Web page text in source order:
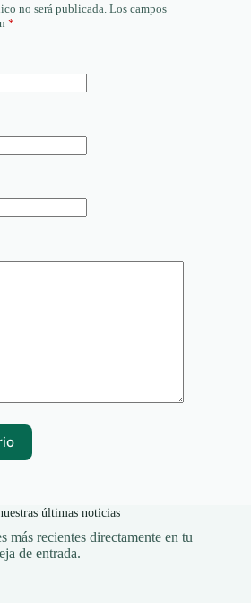
no será publicada. Los campos
*
últimas noticias
más recientes directamente en tu
de entrada.